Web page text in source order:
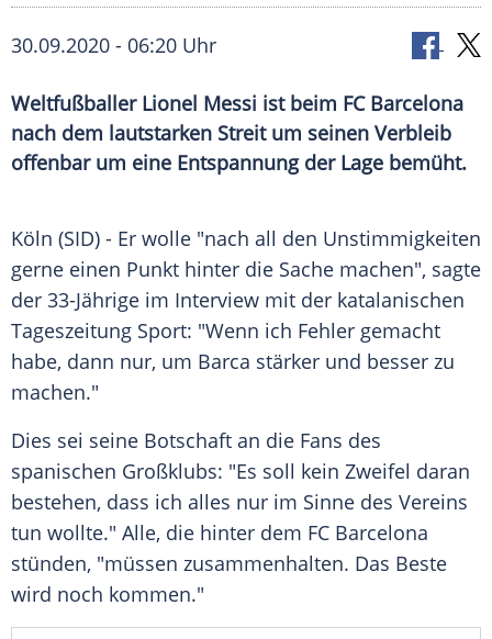
30.09.2020 - 06:20 Uhr
Weltfußballer Lionel Messi ist beim FC Barcelona
nach dem lautstarken Streit um seinen Verbleib
offenbar um eine Entspannung der Lage bemüht.
Köln (SID) - Er wolle "nach all den Unstimmigkeiten
gerne einen Punkt hinter die Sache machen", sagte
der 33-Jährige im Interview mit der katalanischen
Tageszeitung Sport: "Wenn ich Fehler gemacht
habe, dann nur, um Barca stärker und besser zu
machen."
Dies sei seine Botschaft an die Fans des
spanischen Großklubs: "Es soll kein Zweifel daran
bestehen, dass ich alles nur im Sinne des Vereins
tun wollte." Alle, die hinter dem FC Barcelona
stünden, "müssen zusammenhalten. Das Beste
wird noch kommen."